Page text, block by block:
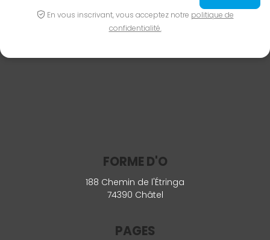
En vous inscrivant, vous acceptez notre politique de
confidentialité.
FORME D'O
188 Chemin de l'Étringa
74390 Châtel
PAGES